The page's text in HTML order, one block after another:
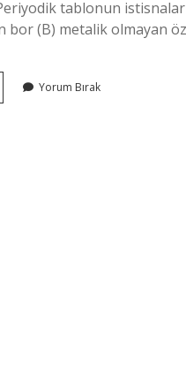
tablonun
bor (B) metalik olmayan
Yorum Bırak